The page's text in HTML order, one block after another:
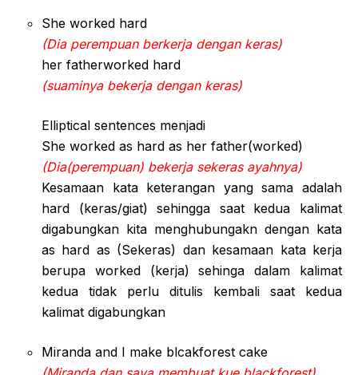
She worked hard
(Dia perempuan berkerja dengan keras)
her fatherworked hard
(suaminya bekerja dengan keras)
Elliptical sentences menjadi
She worked as hard as her father(worked)
(Dia(perempuan) bekerja sekeras ayahnya)
Kesamaan kata keterangan yang sama adalah
hard (keras/giat) sehingga saat kedua kalimat
digabungkan kita menghubungakn dengan kata
as hard as (Sekeras) dan kesamaan kata kerja
berupa worked (kerja) sehinga dalam kalimat
kedua tidak perlu ditulis kembali saat kedua
kalimat digabungkan
Miranda and I make blcakforest cake